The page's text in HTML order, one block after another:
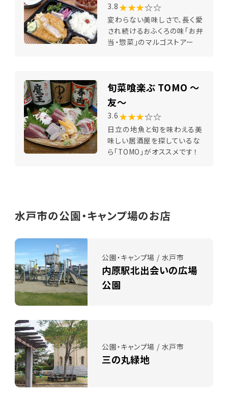
3.8 ★★★☆☆
変わらない美味しさで、長く愛
され続けるおふくろの味「お弁
当・惣菜」のマルゴストアー
旬菜喰楽ぶ TOMO ～
友～
3.6 ★★★☆☆
日立の地魚と旬を味わえる美
味しい居酒屋を探しているな
ら「TOMO」がオススメです！
水戸市の公園・キャンプ場のお店
公園・キャンプ場 / 水戸市
内原駅北出会いの広場
公園
公園・キャンプ場 / 水戸市
三の丸緑地